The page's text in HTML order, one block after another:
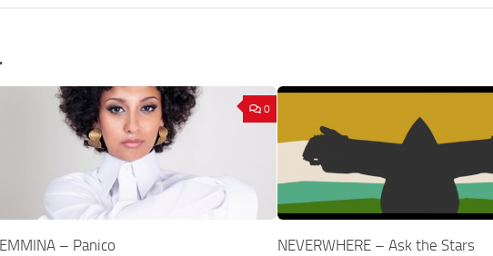
0
– Panico NEVERWHERE – Ask the Stars